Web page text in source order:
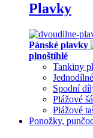
Plavky
Pánské plavky
plnoštíhlé
Tankiny
Spodní
Plážové
Plážové
Ponožky,